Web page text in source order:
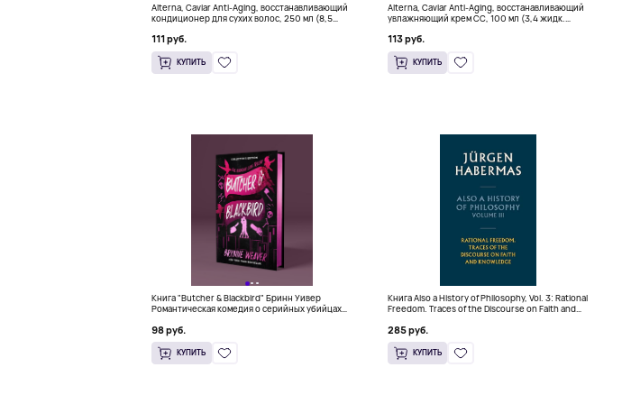
Alterna, Caviar Anti-Aging, восстанавливающий
кондиционер для сухих волос, 250 мл (8,5
111 руб.
КУПИТЬ
Alterna, Caviar Anti-Aging, восстанавливающий
увлажняющий крем CC, 100 мл (3,4 жидк.
113 руб.
КУПИТЬ
Книга "Butcher & Blackbird" Бринн Уивер
Романтическая комедия о серийных убийцах
98 руб.
КУПИТЬ
Книга Also a History of Philosophy, Vol. 3: Rational
Freedom. Traces of the Discourse on Faith and
285 руб.
КУПИТЬ